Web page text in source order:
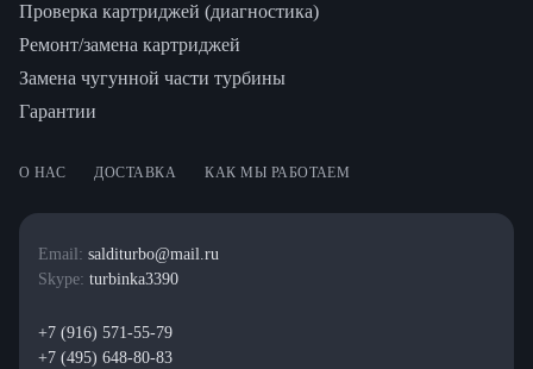
Проверка картриджей (диагностика)
Ремонт/замена картриджей
Замена чугунной части турбины
Гарантии
О НАС ДОСТАВКА КАК МЫ РАБОТАЕМ
Email: salditurbo@mail.ru
Skype: turbinka3390
+7 (916) 571-55-79
+7 (495) 648-80-83